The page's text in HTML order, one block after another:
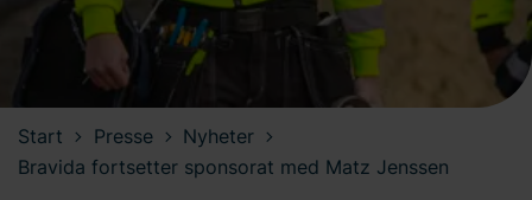
Start Presse
Nyheter
Bravida fortsetter sponsorat med Matz Jenssen